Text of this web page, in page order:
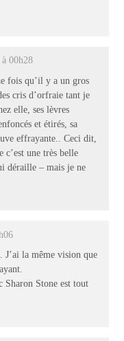
00h28
fois qu’il y a un gros
cris d’orfraie tant je
elle, ses lèvres
et étirés, sa
effrayante.. Ceci dit,
c’est une très belle
déraille – mais je ne
J’ai la même vision que
Sharon Stone est tout